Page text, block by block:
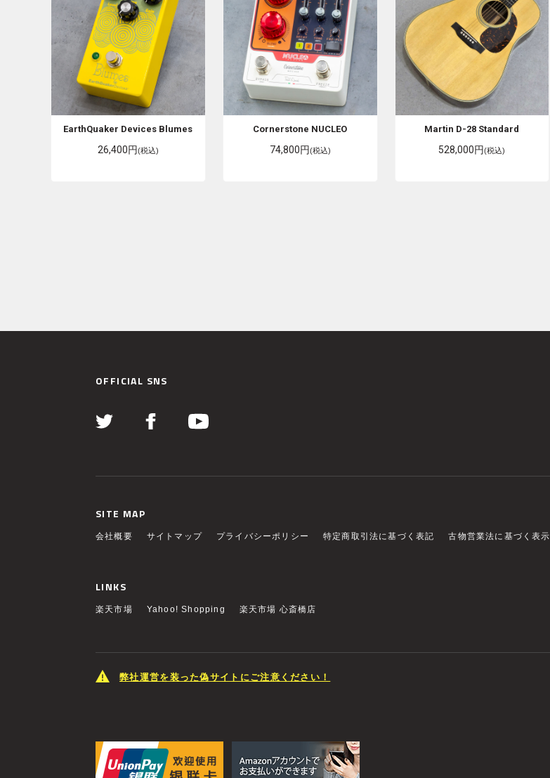
EarthQuaker Devices Blumes
26,400円(税込)
Cornerstone NUCLEO
74,800円(税込)
Martin D-28 Standard
528,000円(税込)
OFFICIAL SNS
SITE MAP
会社概要 サイトマップ プライバシーポリシー 特定商取引法に基づく表記 古物営業法に基づく表示
LINKS
楽天市場 Yahoo! Shopping 楽天市場 心斎橋店
弊社運営を装った偽サイトにご注意ください！